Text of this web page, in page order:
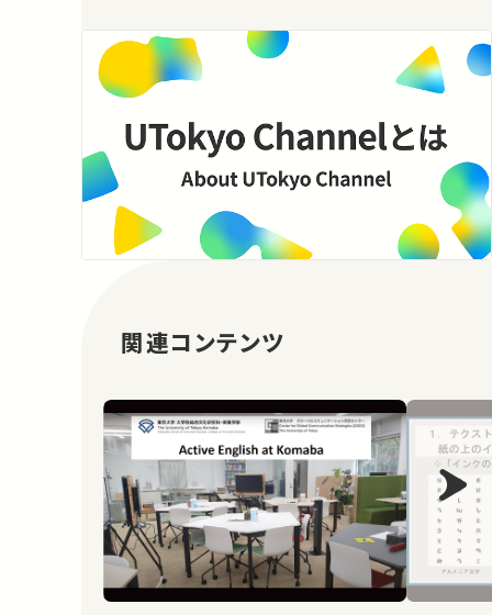
関連コンテンツ